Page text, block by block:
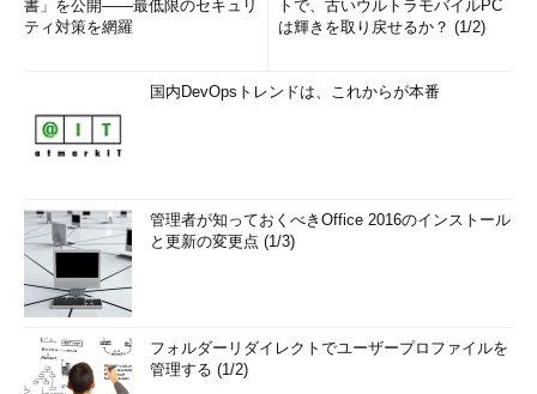
書」を公開――最低限のセキュリ
ティ対策を網羅
トで、古いウルトラモバイルPC
は輝きを取り戻せるか？ (1/2)
国内DevOpsトレンドは、これからが本番
管理者が知っておくべきOffice 2016のインストール
と更新の変更点 (1/3)
フォルダーリダイレクトでユーザープロファイルを
管理する (1/2)